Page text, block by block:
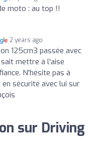
moto : au top !!
2 years ago
125cm3 passée avec
mettre à l'aise
N'hésite pas à
sécurité avec lui sur
sur Driving